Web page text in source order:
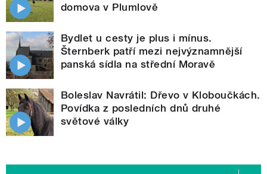
domova v Plumlově
Bydlet u cesty je plus i mínus.
Šternberk patří mezi nejvýznamnější
panská sídla na střední Moravě
Boleslav Navrátil: Dřevo v Kloboučkách.
Povídka z posledních dnů druhé
světové války